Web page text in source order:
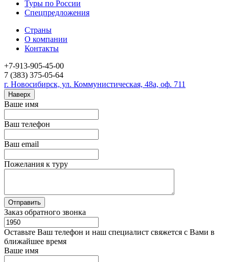
Туры по России
Спецпредложения
Страны
О компании
Контакты
+7-913-905-45-00
7 (383) 375-05-64
г. Новосибирск, ул. Коммунистическая, 48а, оф. 711
Наверх
Ваше имя
Ваш телефон
Ваш email
Пожелания к туру
Заказ обратного звонка
Оставьте Ваш телефон и наш специалист свяжется с Вами в
ближайшее время
Ваше имя